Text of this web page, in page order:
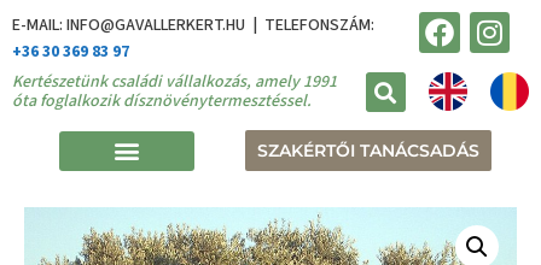
E-MAIL: INFO@GAVALLERKERT.HU | TELEFONSZÁM:
+36 30 369 83 97
Kertészetünk családi vállalkozás, amely 1991
óta foglalkozik dísznövénytermesztéssel.
SZAKÉRTŐI TANÁCSADÁS